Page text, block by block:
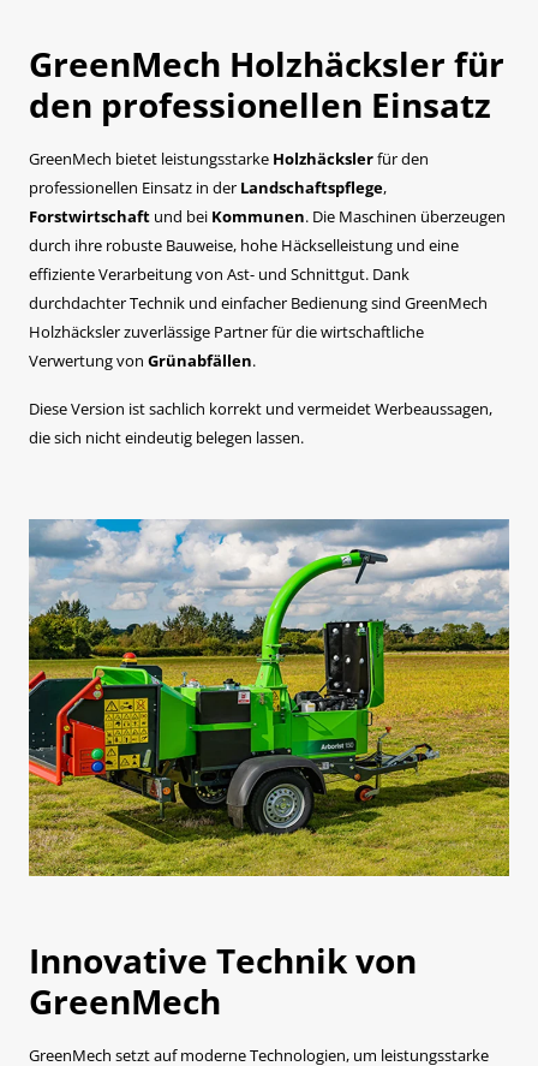
GreenMech Holzhäcksler für
den professionellen Einsatz
GreenMech bietet leistungsstarke Holzhäckslerfür den
professionellen Einsatz in der Landschaftspflege,
Forstwirtschaft und bei Kommunen. Die Maschinen überzeugen
durch ihre robuste Bauweise, hohe Häckselleistung und eine
effiziente Verarbeitung von Ast- und Schnittgut. Dank
durchdachter Technik und einfacher Bedienung sind GreenMech
Holzhäcksler zuverlässige Partner für die wirtschaftliche
Verwertung von Grünabfällen.
Diese Version ist sachlich korrekt und vermeidet Werbeaussagen,
die sich nicht eindeutig belegen lassen.
Innovative Technik von
GreenMech
GreenMech setzt auf moderne Technologien, um leistungsstarke